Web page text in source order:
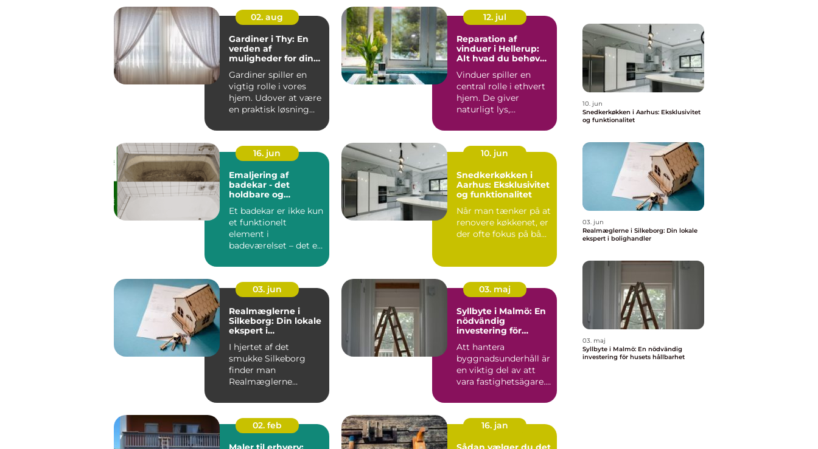
02. aug
Gardiner i Thy: En
verden af
muligheder for din
Gardiner spiller en
vigtig rolle i vores
hjem. Udover at være
en praktisk løsning
12. jul
Reparation af
vinduer i Hellerup:
Alt hvad du behøver
Vinduer spiller en
central rolle i ethvert
hjem. De giver
naturligt lys,
forbinder in...
16. jun
Emaljering af
badekar - det
holdbare og
Et badekar er ikke kun
et funktionelt
element i
badeværelset – det er
10. jun
Snedkerkøkken i
Aarhus: Eksklusivitet
og funktionalitet
Når man tænker på at
renovere køkkenet, er
der ofte fokus på bå...
03. jun
Realmæglerne i
Silkeborg: Din lokale
ekspert i
I hjertet af det
smukke Silkeborg
finder man
Realmæglerne
ejendomsmægler m...
03. maj
Syllbyte i Malmö: En
nödvändig
investering för
Att hantera
byggnadsunderhåll är
en viktig del av att
vara fastighetsägare.
02. feb
16. jan
10. jun
Snedkerkøkken i Aarhus: Eksklusivitet
og funktionalitet
03. jun
Realmæglerne i Silkeborg: Din lokale
ekspert i bolighandler
03. maj
Syllbyte i Malmö: En nödvändig
investering för husets hållbarhet